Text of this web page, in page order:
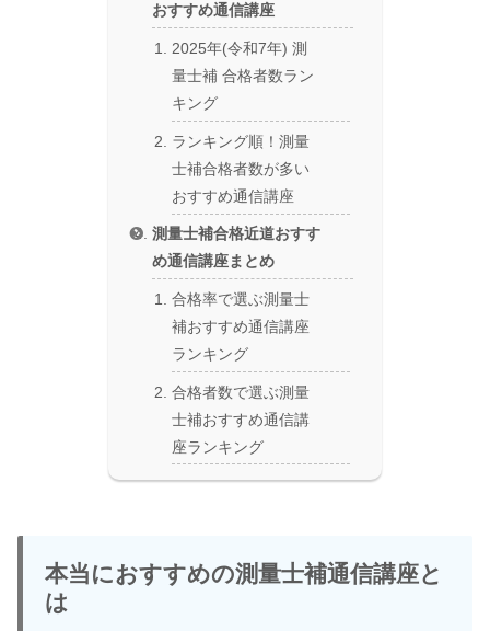
おすすめ通信講座
2025年(令和7年) 測
量士補 合格者数ラン
キング
ランキング順！測量
士補合格者数が多い
おすすめ通信講座
測量士補合格近道おすす
め通信講座まとめ
合格率で選ぶ測量士
補おすすめ通信講座
ランキング
合格者数で選ぶ測量
士補おすすめ通信講
座ランキング
本当におすすめの測量士補通信講座と
は